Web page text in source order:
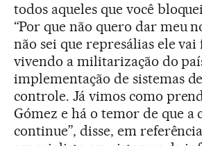
todos aqueles que você
“Por que não quero dar meu
não sei que represálias ele vai
vivendo a militarização do
implementação de sistemas
controle. Já vimos como
Gómez e há o temor de que a
continue”, disse, em